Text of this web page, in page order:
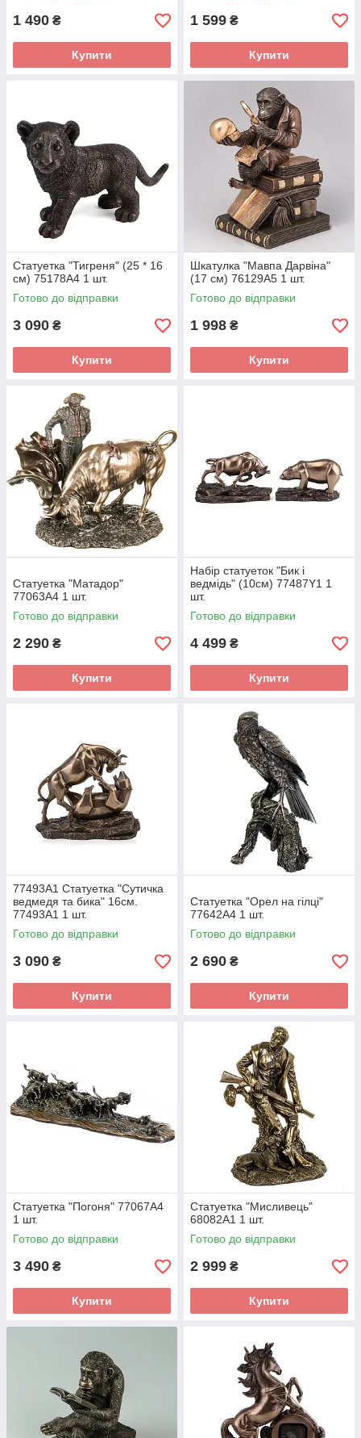
1 490 ₴
Купити
1 599 ₴
Купити
Статуетка "Тигреня" (25 * 16
см) 75178A4 1 шт.
Готово до відправки
3 090 ₴
Купити
Шкатулка "Мавпа Дарвіна"
(17 см) 76129A5 1 шт.
Готово до відправки
1 998 ₴
Купити
Статуетка "Матадор"
77063A4 1 шт.
Готово до відправки
2 290 ₴
Купити
Набір статуеток "Бик і
ведмідь" (10см) 77487Y1 1
шт.
Готово до відправки
4 499 ₴
Купити
77493A1 Статуетка "Сутичка
ведмедя та бика" 16см.
77493A1 1 шт.
Готово до відправки
3 090 ₴
Купити
Статуетка "Орел на гілці"
77642A4 1 шт.
Готово до відправки
2 690 ₴
Купити
Статуетка "Погоня" 77067A4
1 шт.
Готово до відправки
3 490 ₴
Купити
Статуетка "Мисливець"
68082A1 1 шт.
Готово до відправки
2 999 ₴
Купити